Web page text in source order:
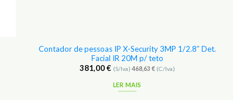
Contador de pessoas IP X-Security 3MP 1/2.8″ Det.
Facial IR 20M p/ teto
381,00€ (S/Iva) 468,63 €(C/Iva)
LER MAIS